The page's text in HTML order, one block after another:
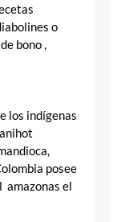
o
bono ,
los indígenas
posee
amazonas el